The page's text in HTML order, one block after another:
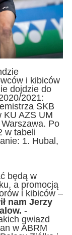
i kibiców
dojdzie do
2021:
SKB
KU AZS UM
Po
w tabeli
1. Hubal,
będą w
a promocją
i kibiców –
nam Jerzy
-
gwiazd
w ABRM